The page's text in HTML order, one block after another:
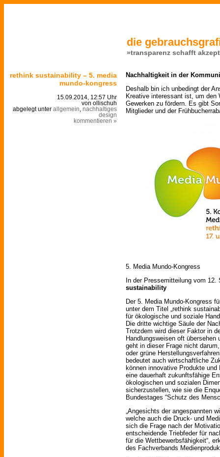
die
»transparenz schafft
rethink sustainability – 5. media
mundo-kongress
15.09.2014, 12:57 Uhr
von ollischuh
abgelegt unter allgemein nachhaltiges
design
kommentieren »
Nachhaltigkeit in der
Deshalb bin ich unbedingt der
Kreative interessant ist, um den
Gewerken zu fördern. Es gibt
Mitglieder und der
5. Media Mundo-Kongress
In der Pressemitteilung vom
sustainability
Der 5. Media Mundo-Kongress
unter dem Titel „rethink
für ökologische und soziale
Die dritte wichtige Säule der
Trotzdem wird dieser Faktor in
Handlungsweisen oft
geht in dieser Frage nicht
oder grüne
bedeutet auch wirtschaftliche
können innovative Produkte
eine dauerhaft zukunftsfähige
ökologischen und sozialen
sicherzustellen, wie sie die
Bundestages “Schutz des
„Angesichts der angespannten
welche auch die Druck- und
sich die Frage nach der
entscheidende Triebfeder für
für die Wettbewerbsfähigkeit“,
des Fachverbands